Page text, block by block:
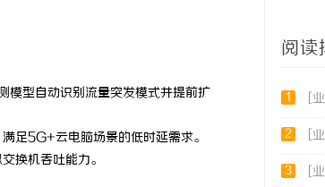
模型自动识别流量突发模式并提前扩
5G+云电脑场景的低时延需求。
换机吞吐能力。
阅读
1 [
2 [
3 [